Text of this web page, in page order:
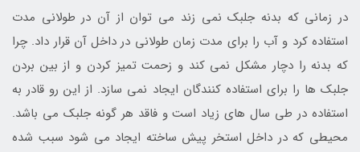
در زمانی که بدنه جلبک نمی زند می توان از آن در طولانی مدت
استفاده کرد و آب را برای مدت زمان طولانی در داخل آن قرار داد. چرا
که بدنه را دچار مشکل نمی کند و زحمت تمیز کردن و از بین بردن
جلبک ها را برای استفاده کنندگان ایجاد نمی سازد. از این رو قادر به
استفاده در طی سال های زیاد است و فاقد هر گونه جلبک می باشد.
محیطی که در داخل استخر پیش ساخته ایجاد می شود سبب شده